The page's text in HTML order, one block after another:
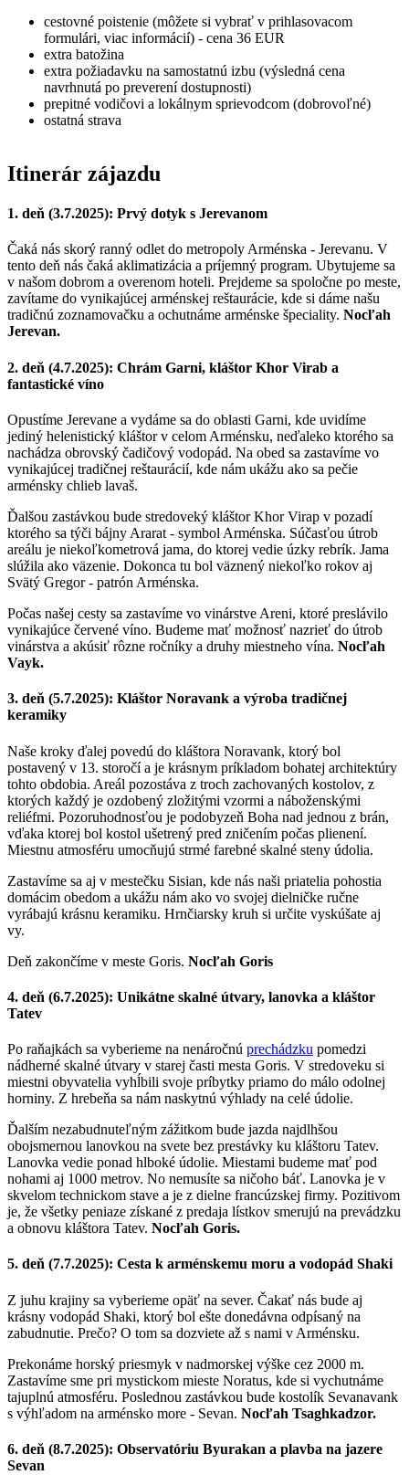
cestovné poistenie (môžete si vybrať v prihlasovacom
formulári, viac informácií) - cena 36 EUR
extra batožina
extra požiadavku na samostatnú izbu (výsledná cena
navrhnutá po preverení dostupnosti)
prepitné vodičovi a lokálnym sprievodcom (dobrovoľné)
ostatná strava
Itinerár zájazdu
1. deň (3.7.2025): Prvý dotyk s Jerevanom
Čaká nás skorý ranný odlet do metropoly Arménska - Jerevanu. V
tento deň nás čaká aklimatizácia a príjemný program. Ubytujeme sa
v našom dobrom a overenom hoteli. Prejdeme sa spoločne po meste,
zavítame do vynikajúcej arménskej reštaurácie, kde si dáme našu
tradičnú zoznamovačku a ochutnáme arménske špeciality. Nocľah
Jerevan.
2. deň (4.7.2025): Chrám Garni, kláštor Khor Virab a
fantastické víno
Opustíme Jerevane a vydáme sa do oblasti Garni, kde uvidíme
jediný helenistický kláštor v celom Arménsku, neďaleko ktorého sa
nachádza obrovský čadičový vodopád. Na obed sa zastavíme vo
vynikajúcej tradičnej reštaurácií, kde nám ukážu ako sa pečie
arménsky chlieb lavaš.
Ďalšou zastávkou bude stredoveký kláštor Khor Virap v pozadí
ktorého sa týči bájny Ararat - symbol Arménska. Súčasťou útrob
areálu je niekoľkometrová jama, do ktorej vedie úzky rebrík. Jama
slúžila ako väzenie. Dokonca tu bol väznený niekoľko rokov aj
Svätý Gregor - patrón Arménska.
Počas našej cesty sa zastavíme vo vinárstve Areni, ktoré preslávilo
vynikajúce červené víno. Budeme mať možnosť nazrieť do útrob
vinárstva a akúsiť rôzne ročníky a druhy miestneho vína. Nocľah
Vayk.
3. deň (5.7.2025): Kláštor Noravank a výroba tradičnej
keramiky
Naše kroky ďalej povedú do kláštora Noravank, ktorý bol
postavený v 13. storočí a je krásnym príkladom bohatej architektúry
tohto obdobia. Areál pozostáva z troch zachovaných kostolov, z
ktorých každý je ozdobený zložitými vzormi a náboženskými
reliéfmi. Pozoruhodnosťou je podobyzeň Boha nad jednou z brán,
vďaka ktorej bol kostol ušetrený pred zničením počas plienení.
Miestnu atmosféru umocňujú strmé farebné skalné steny údolia.
Zastavíme sa aj v mestečku Sisian, kde nás naši priatelia pohostia
domácim obedom a ukážu nám ako vo svojej dielničke ručne
vyrábajú krásnu keramiku. Hrnčiarsky kruh si určite vyskúšate aj
vy.
Deň zakončíme v meste Goris. Nocľah Goris
4. deň (6.7.2025): Unikátne skalné útvary, lanovka a kláštor
Tatev
Po raňajkách sa vyberieme na nenáročnú prechádzku pomedzi
nádherné skalné útvary v starej časti mesta Goris. V stredoveku si
miestni obyvatelia vyhĺbili svoje príbytky priamo do málo odolnej
horniny. Z hrebeňa sa nám naskytnú výhlady na celé údolie.
Ďalším nezabudnuteľným zážitkom bude jazda najdlhšou
obojsmernou lanovkou na svete bez prestávky ku kláštoru Tatev.
Lanovka vedie ponad hlboké údolie. Miestami budeme mať pod
nohami aj 1000 metrov. No nemusíte sa ničoho báť. Lanovka je v
skvelom technickom stave a je z dielne francúzskej firmy. Pozitivom
je, že všetky peniaze získané z predaja lístkov smerujú na prevádzku
a obnovu kláštora Tatev. Nocľah Goris.
5. deň (7.7.2025): Cesta k arménskemu moru a vodopád Shaki
Z juhu krajiny sa vyberieme opäť na sever. Čakať nás bude aj
krásny vodopád Shaki, ktorý bol ešte donedávna odpísaný na
zabudnutie. Prečo? O tom sa dozviete až s nami v Arménsku.
Prekonáme horský priesmyk v nadmorskej výške cez 2000 m.
Zastavíme sme pri mystickom mieste Noratus, kde si vychutnáme
tajuplnú atmosféru. Poslednou zastávkou bude kostolík Sevanavank
s výhľadom na arménsko more - Sevan. Nocľah Tsaghkadzor.
6. deň (8.7.2025): Observatóriu Byurakan a plavba na jazere
Sevan